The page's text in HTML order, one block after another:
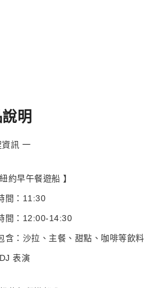
明
訊 一
紐約早午餐遊船 】
間：11:30
間：12:00-14:30
含：沙拉、主餐、甜點、咖啡等飲料
表演